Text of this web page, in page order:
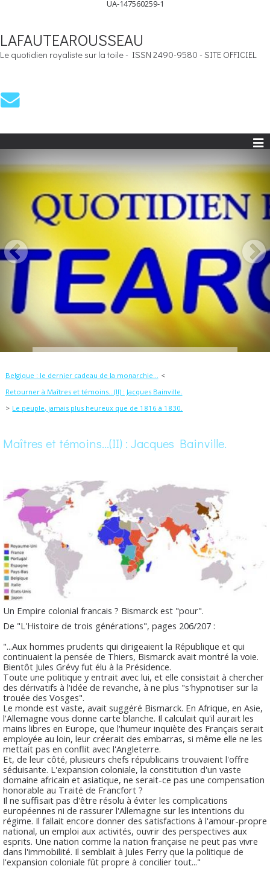
UA-147560259-1
LAFAUTEAROUSSEAU
Le quotidien royaliste sur la toile - ISSN 2490-9580 - SITE OFFICIEL
Belgique : le dernier cadeau de la monarchie...
Retourner à Maîtres et témoins...(II) : Jacques Bainville.
Le peuple, jamais plus heureux que de 1816 à 1830.
Maîtres et témoins...(II) : Jacques Bainville.
Un Empire colonial francais ? Bismarck est "pour".
De "L'Histoire de trois générations", pages 206/207 :
"...Aux hommes prudents qui dirigeaient la République et qui
continuaient la pensée de Thiers, Bismarck avait montré la voie.
Bientôt Jules Grévy fut élu à la Présidence.
Toute une politique y entrait avec lui, et elle consistait à chercher
des dérivatifs à l'idée de revanche, à ne plus "s'hypnotiser sur la
trouée des Vosges".
Le monde est vaste, avait suggéré Bismarck. En Afrique, en Asie,
l'Allemagne vous donne carte blanche. Il calculait qu'il aurait les
mains libres en Europe, que l'humeur inquiète des Français serait
employée au loin, leur créerait des embarras, si même elle ne les
mettait pas en conflit avec l'Angleterre.
Et, de leur côté, plusieurs chefs républicains trouvaient l'offre
séduisante. L'expansion coloniale, la constitution d'un vaste
domaine africain et asiatique, ne serait-ce pas une compensation
honorable au Traité de Francfort ?
Il ne suffisait pas d'être résolu à éviter les complications
européennes ni de rassurer l'Allemagne sur les intentions du
régime. Il fallait encore donner des satisfactions à l'amour-propre
national, un emploi aux activités, ouvrir des perspectives aux
esprits. Une nation comme la nation française ne peut pas vivre
dans l'immobilité. Il semblait à Jules Ferry que la politique de
l'expansion coloniale fût propre à concilier tout..."